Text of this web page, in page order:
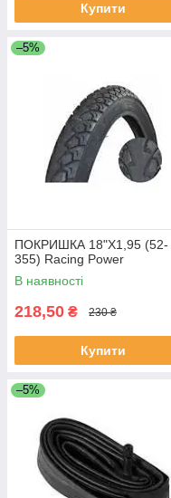
Купити
–5%
ПОКРИШКА 18"Х1,95 (52-
355) Racing Power
В наявності
218,50 ₴ 230 ₴
Купити
–5%